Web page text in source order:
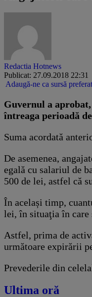
Redactia Hotnews
Publicat: 27.09.2018 22:31
Adaugă-ne ca sursă
Guvernul a
întreaga perioadă
Suma acordată
De asemenea,
egală cu salariul de
500 de lei, astfel că
În același timp,
lei, în situaţia în care
Astfel, prima de
următoare expirării
Prevederile din
Ultima oră